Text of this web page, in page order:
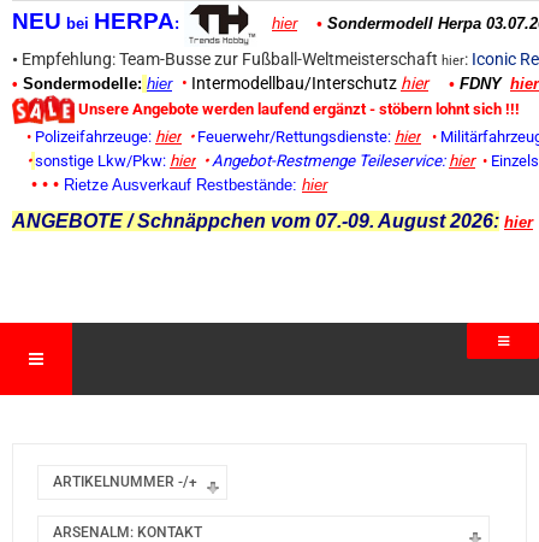
NEU bei HERPA: hier • Sondermodell Herpa
• Empfehlung: Team-Busse zur Fußball-Weltmeisterschaft hier: Iconic
• Sondermodelle: hier • Intermodellbau/Interschutz hier • FDNY hier
Unsere Angebote werden laufend ergänzt - stöbern lohnt sich !!!
• Polizeifahrzeuge: hier • Feuerwehr/Rettungsdienste: hier •
• sonstige Lkw/Pkw: hier • Angebot-Restmenge Teileservice: hier •
• • • Rietze Ausverkauf Restbestände: hier
ANGEBOTE / Schnäppchen vom 07.-09. August 2026: hier
ARTIKELNUMMER -/+
ARSENALM: KONTAKT